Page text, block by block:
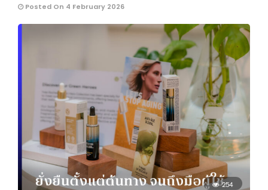
Posted On 4 February 2026
254